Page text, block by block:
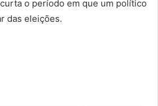
o período em que um político
das eleições.